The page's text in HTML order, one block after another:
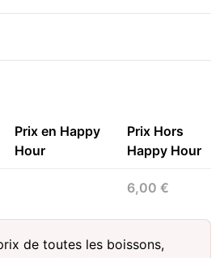
Prix en Happy
Hour
Prix Hors
Happy Hour
6,00 €
de toutes les boissons,